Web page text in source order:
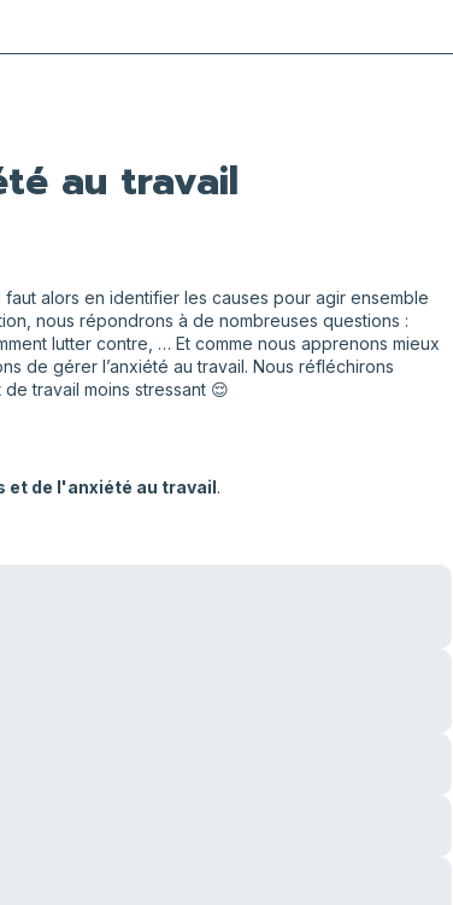
au travail
alors en identifier les causes pour agir ensemble
nous répondrons à de nombreuses questions :
lutter contre, … Et comme nous apprenons mieux
de gérer l’anxiété au travail. Nous réfléchirons
travail moins stressant 😌
et de l'anxiété au travail.